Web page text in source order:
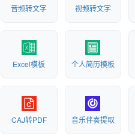
音频转文字 视频转文字
Excel模板 个人简历模板
CAJ转PDF 音乐伴奏提取